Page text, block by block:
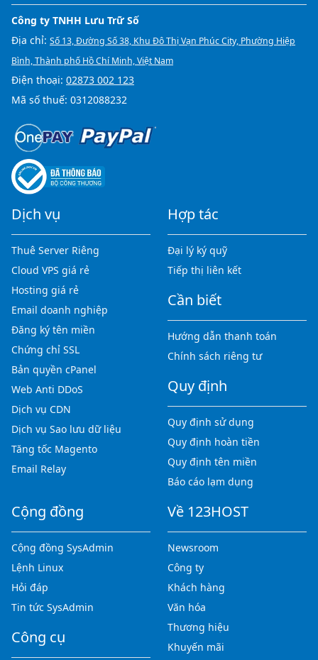
Công ty TNHH Lưu Trữ Số
Địa chỉ: Số 13, Đường Số 38, Khu Đô Thị Vạn Phúc City, Phường Hiệp
Bình, Thành phố Hồ Chí Minh, Việt Nam
Điện thoại: 02873 002 123
Mã số thuế: 0312088232
Dịch vụ
Thuê Server Riêng
Cloud VPS giá rẻ
Hosting giá rẻ
Email doanh nghiệp
Đăng ký tên miền
Chứng chỉ SSL
Bản quyền cPanel
Web Anti DDoS
Dịch vụ CDN
Dịch vụ Sao lưu dữ liệu
Tăng tốc Magento
Email Relay
Hợp tác
Đại lý ký quỹ
Tiếp thị liên kết
Cần biết
Hướng dẫn thanh toán
Chính sách riêng tư
Quy định
Quy định sử dụng
Quy định hoàn tiền
Quy định tên miền
Báo cáo lạm dụng
Cộng đồng
Cộng đồng SysAdmin
Lệnh Linux
Hỏi đáp
Tin tức SysAdmin
Công cụ
Về 123HOST
Newsroom
Công ty
Khách hàng
Văn hóa
Thương hiệu
Khuyến mãi